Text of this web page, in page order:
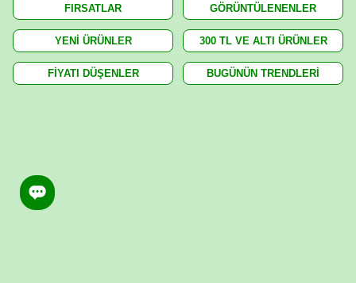
FIRSATLAR
GÖRÜNTÜLENENLER
YENİ ÜRÜNLER 300 TL VE ALTI ÜRÜNLER
FİYATI DÜŞENLER BUGÜNÜN TRENDLERİ